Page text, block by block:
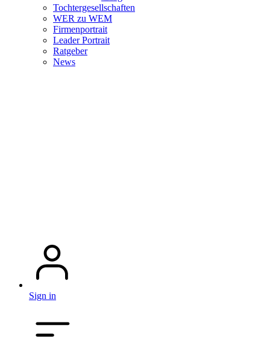
Tochtergesellschaften
WER zu WEM
Firmenportrait
Leader Portrait
Ratgeber
News
Sign in